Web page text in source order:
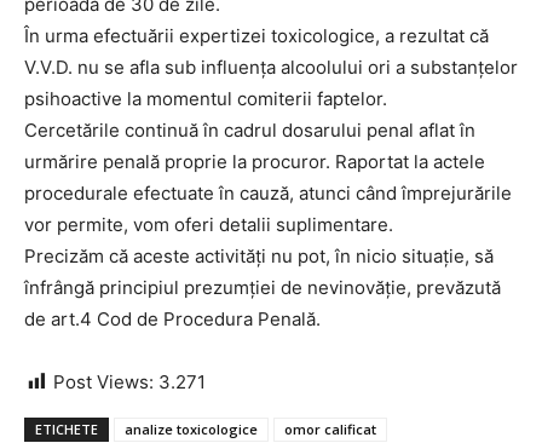
În urma efectuării expertizei toxicologice, a rezultat că
V.V.D. nu se afla sub influenţa alcoolului ori a substanţelor
psihoactive la momentul comiterii faptelor.
Cercetările continuă în cadrul dosarului penal aflat în
urmărire penală proprie la procuror. Raportat la actele
procedurale efectuate în cauză, atunci când împrejurările
vor permite, vom oferi detalii suplimentare.
Precizăm că aceste activități nu pot, în nicio situație, să
înfrângă principiul prezumției de nevinovăție, prevăzută
de art.4 Cod de Procedura Penală.
Post Views: 3.271
ETICHETE analize toxicologice
omor calificat